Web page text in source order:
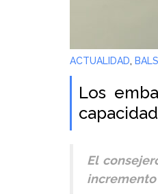
ACTUALIDAD,
Los
El
incremento